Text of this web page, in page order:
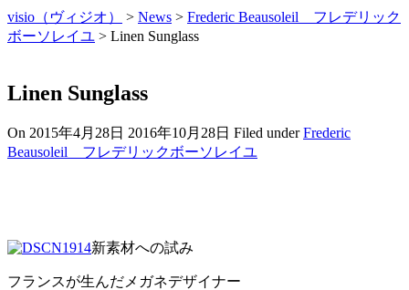
visio（ヴィジオ） > News > Frederic Beausoleil フレデリック
ボーソレイユ > Linen Sunglass
Linen Sunglass
On 2015年4月28日 2016年10月28日 Filed underFrederic
Beausoleil フレデリックボーソレイユ
新素材への試み
フランスが生んだメガネデザイナー